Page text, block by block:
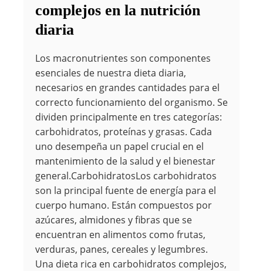
complejos en la nutrición
diaria
Los macronutrientes son componentes
esenciales de nuestra dieta diaria,
necesarios en grandes cantidades para el
correcto funcionamiento del organismo. Se
dividen principalmente en tres categorías:
carbohidratos, proteínas y grasas. Cada
uno desempeña un papel crucial en el
mantenimiento de la salud y el bienestar
general.CarbohidratosLos carbohidratos
son la principal fuente de energía para el
cuerpo humano. Están compuestos por
azúcares, almidones y fibras que se
encuentran en alimentos como frutas,
verduras, panes, cereales y legumbres.
Una dieta rica en carbohidratos complejos,